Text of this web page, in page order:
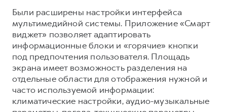
Были расширены настройки интерфейса
мультимедийной системы. Приложение «Смарт
виджет» позволяет адаптировать
информационные блоки и «горячие» кнопки
под предпочтения пользователя. Площадь
экрана имеет возможность разделения на
отдельные области для отображения нужной и
часто используемой информации:
климатические настройки, аудио-музыкальные